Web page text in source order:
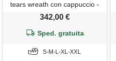
tears wreath con cappuccio -
giallo
342,00 €
Sped. gratuita
S-M-L-XL-XXL